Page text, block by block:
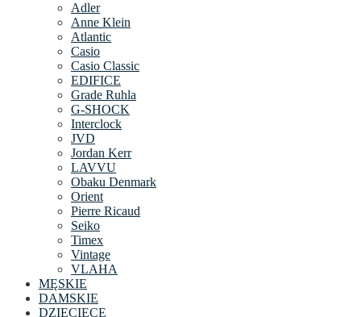
Adler
Anne Klein
Atlantic
Casio
Casio Classic
EDIFICE
Grade Ruhla
G-SHOCK
Interclock
JVD
Jordan Kerr
LAVVU
Obaku Denmark
Orient
Pierre Ricaud
Seiko
Timex
Vintage
VLAHA
MĘSKIE
DAMSKIE
DZIECIĘCE